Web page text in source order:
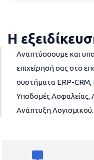
Η
Αναπτύσσουμε και
επιχείρησή σας στο
συστήματα ERP-
Υποδομές Ασφαλείας,
Ανάπτυξη Λογισμικού.